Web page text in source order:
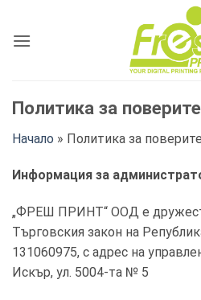
content
Политика за
Начало » Политика за
Информация за
„ФРЕШ ПРИНТ“ ООД е
Търговския закон на
131060975, с адрес на
Искър, ул. 5004-та № 5